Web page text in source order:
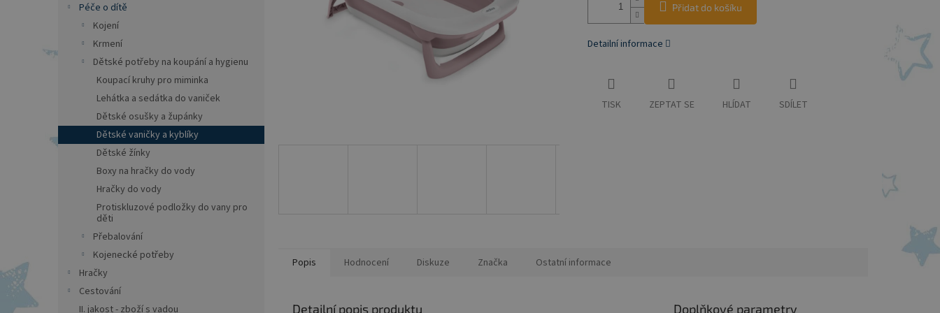
Péče o dítě
Kojení
Krmení
Dětské potřeby na koupání a hygienu
Koupací kruhy pro miminka
Lehátka a sedátka do vaniček
Dětské osušky a župánky
Dětské vaničky a kyblíky
Dětské žínky
Boxy na hračky do vody
Hračky do vody
Protiskluzové podložky do vany pro
děti
Přebalování
Kojenecké potřeby
Hračky
Cestování
II. jakost - zboží s vadou
Přidat do košíku
Detailní informace
TISK ZEPTAT SE HLÍDAT SDÍLET
Popis Hodnocení Diskuze Značka Ostatní informace
Detailní popis produktu Doplňkové parametry